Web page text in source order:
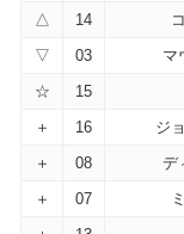
△
14
▽
03 マ
☆
15
＋
16 ジ
＋
08 デ
＋
07